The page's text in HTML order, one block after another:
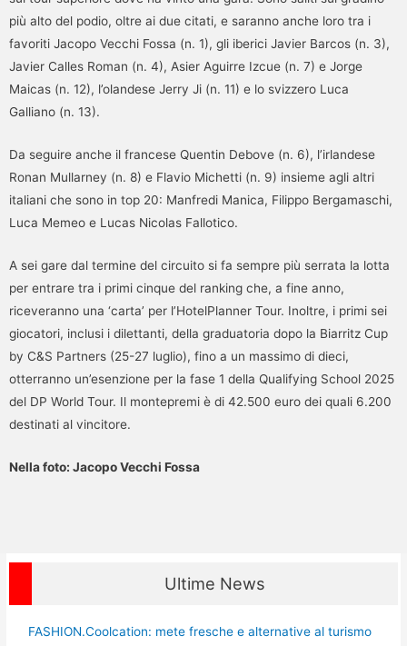
più alto del podio, oltre ai due citati, e saranno anche loro tra i
favoriti Jacopo Vecchi Fossa (n. 1), gli iberici Javier Barcos (n. 3),
Javier Calles Roman (n. 4), Asier Aguirre Izcue (n. 7) e Jorge
Maicas (n. 12), l’olandese Jerry Ji (n. 11) e lo svizzero Luca
Galliano (n. 13).
Da seguire anche il francese Quentin Debove (n. 6), l’irlandese
Ronan Mullarney (n. 8) e Flavio Michetti (n. 9) insieme agli altri
italiani che sono in top 20: Manfredi Manica, Filippo Bergamaschi,
Luca Memeo e Lucas Nicolas Fallotico.
A sei gare dal termine del circuito si fa sempre più serrata la lotta
per entrare tra i primi cinque del ranking che, a fine anno,
riceveranno una ‘carta’ per l’HotelPlanner Tour. Inoltre, i primi sei
giocatori, inclusi i dilettanti, della graduatoria dopo la Biarritz Cup
by C&S Partners (25-27 luglio), fino a un massimo di dieci,
otterranno un’esenzione per la fase 1 della Qualifying School 2025
del DP World Tour. Il montepremi è di 42.500 euro dei quali 6.200
destinati al vincitore.
Nella foto: Jacopo Vecchi Fossa
Ultime News
FASHION.Coolcation: mete fresche e alternative al turismo